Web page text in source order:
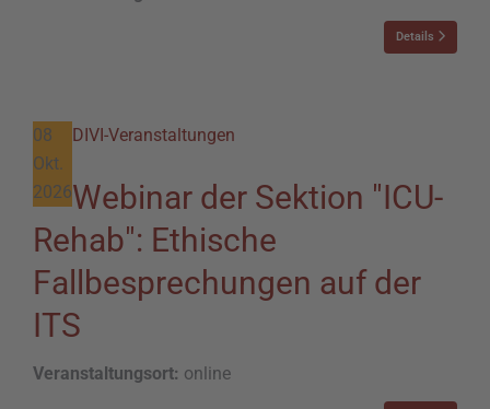
Details
08
Okt.
2026
DIVI-Veranstaltungen
Webinar der Sektion "ICU-
Rehab": Ethische
Fallbesprechungen auf der
ITS
Veranstaltungsort: online